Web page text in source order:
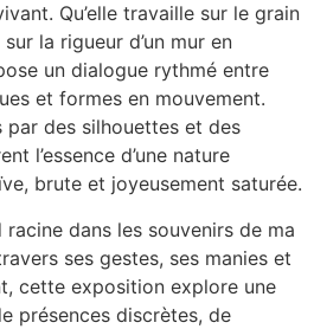
Qu’elle travaille sur le grain
la rigueur d’un mur en
un dialogue rythmé entre
et formes en mouvement.
par des silhouettes et des
l’essence d’une nature
brute et joyeusement saturée.
dans les souvenirs de ma
ses gestes, ses manies et
cette exposition explore une
présences discrètes, de